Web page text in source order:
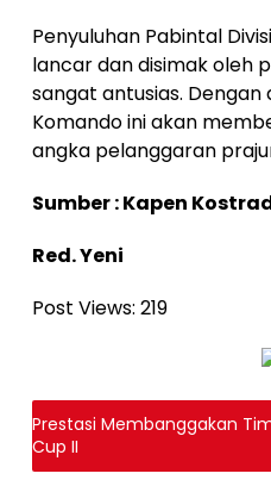
Penyuluhan Pabintal
lancar dan disimak oleh
sangat antusias. Dengan
Komando ini akan
angka pelanggaran
Sumber : Kapen
Red. Yeni
Post Views: 219
Prestasi Membanggakan
Cup II